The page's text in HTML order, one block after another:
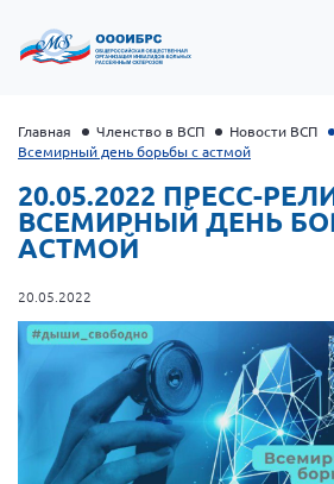
Президент Власов Я.В.
Первый вице-президент
Генеральный директор
Главная Членство в ВСП Новости ВСП
Всемирный день борьбы с астмой
20.05.2022 ПРЕСС-
ВСЕМИРНЫЙ ДЕНЬ
АСТМОЙ
20.05.2022